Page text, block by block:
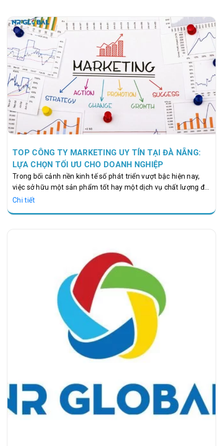
TOP CÔNG TY MARKETING UY TÍN TẠI ĐÀ NẴNG:
LỰA CHỌN TỐI ƯU CHO DOANH NGHIỆP
Trong bối cảnh nền kinh tế số phát triển vượt bậc hiện nay,
việc sở hữu một sản phẩm tốt hay một dịch vụ chất lượng đã
không còn là yếu tố duy nhất đảm bảo cho sự thành công
chứng kiến sự bùng nổ mạnh mẽ của làn sóng chuyển đổi…
Chi tiết